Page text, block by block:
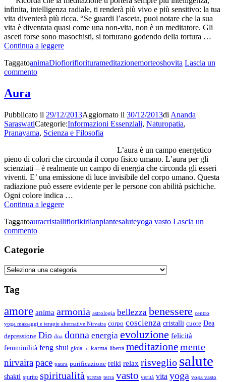
infinita, intelligenza radiale, ti renderà più vivo e più sensitivo: la tua
vita diventerà più ricca. “Se guardi l’asceta, puoi notare che la sua
vita è diventata quasi come una non-vita, non è un meditatore. Gli
asceti forse sono masochisti, si torturano godendo della tortura …
Continua a leggereLa
dell’anima
TaggatoanimaDiofiorifioriturameditazionemorteoshovita Lascia un
commentosu
Aura
Pubblicato il 29/12/2013Aggiornato il 30/12/2013di Ananda
SaraswatiCategorie:Informazioni Essenziali, Naturopatia,
Pranayama, Scienza e Filosofia
L’aura è un campo energetico
pieno di colori che circonda il corpo fisico umano. L’aura per gli
scienziati – è realmente un campo di energia che circonda gli esseri
viventi. E’ una emissione di luce invisibile del corpo umano. Questa
radiazione può essere evidente per le persone con abilità psichiche.
Ogni colore indica …
Continua a leggereAura
Taggatoauracristallifiorikirlianpiantesaluteyoga vasto Lascia un
commentosu
Categorie
Categorie
Tag
amore anima armonia astrologia bellezza benessere centro
yoga massaggi e terapie alternative Nirvaira corpo coscienza cristalli cuore Dea
depressione Dio dna donna energia evoluzione felicità
femminilità feng shui gioia io karma libertà meditazionemente
nirvairapace paura purificazione reiki relax risveglio salute
shakti spirito spiritualità stress terra vasto verità vita yoga yoga vasto